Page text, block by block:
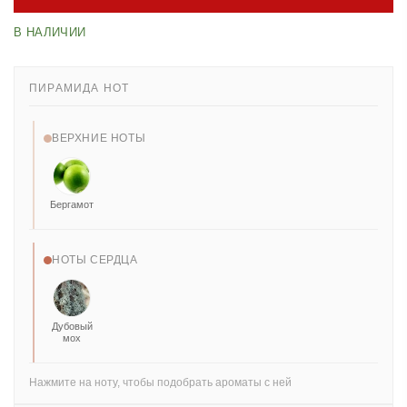
В НАЛИЧИИ
ПИРАМИДА НОТ
ВЕРХНИЕ НОТЫ
Бергамот
НОТЫ СЕРДЦА
Дубовый
мох
Нажмите на ноту, чтобы подобрать ароматы с ней